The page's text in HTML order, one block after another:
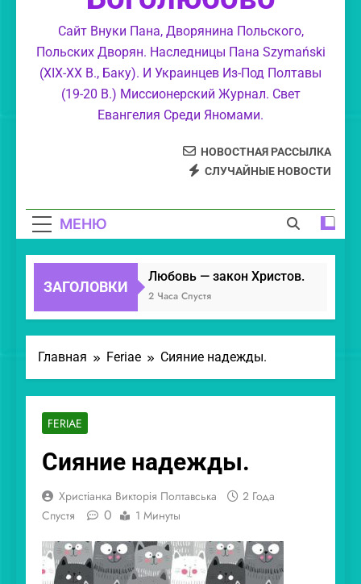
Весьма тяжкий грех — быть как «гроб
Христианский сказ. «Господь Иисусе
Христе Боже — Манна Небесная.»
Леонид. Разоблачение лукавых бесов.
Сайт Внуки Пана, Дворянина Польского,
Польских Дворян. Наследницы Пана Szymański
(XIX-XX В., Баку). И Украинцев Из-Под Полтавы
(19-20 В.) Миссионерский Журнал. Свет
Евангелия Среди Яномами.
НОВОСТНАЯ РАССЫЛКА
СЛУЧАЙНЫЕ НОВОСТИ
МЕНЮ
ЗАГОЛОВКИ
Любовь — закон Христов.
2 Часа Спустя
Главная Feriae Сияние надежды.
FERIAE
Сияние надежды.
Христіанка Викторія Полтавська
2 Года
Спустя
0 1 Минуты